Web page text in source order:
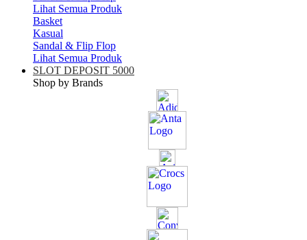
Lihat Semua Produk
Basket
Kasual
Sandal & Flip Flop
Lihat Semua Produk
SLOT DEPOSIT 5000
Shop by Brands